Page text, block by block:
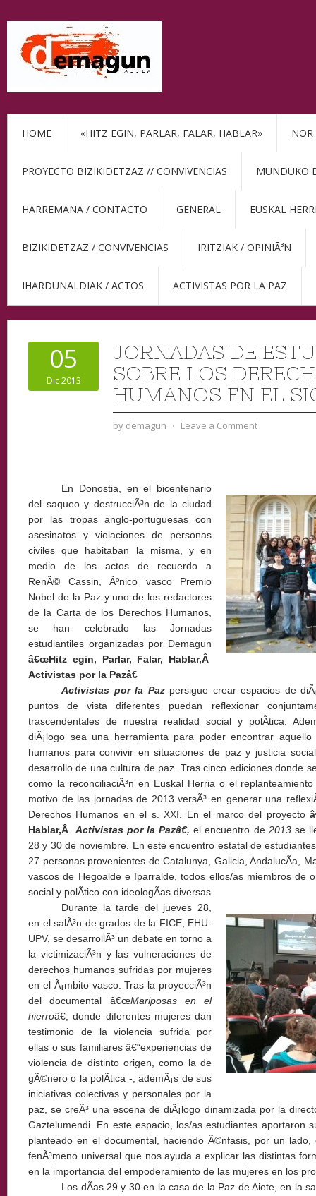
HOME «HITZ EGIN, PARLAR, FALAR, HABLAR» NOR
PROYECTO BIZIKIDETZAZ // CONVIVENCIAS MUNDUKO
HARREMANA / CONTACTO GENERAL EUSKAL
BIZIKIDETZAZ / CONVIVENCIAS IRITZIAK / OPINIÃ³N
IHARDUNALDIAK / ACTOS ACTIVISTAS POR LA PAZ
05
Dic 2013
JORNADAS DE
SOBRE LOS
HUMANOS EN EL
by demagun ⋅ Leave a Comment
En Donostia, en el bicentenario
del saqueo y destrucciÃ³n de la ciudad
por las tropas anglo-portuguesas con
asesinatos y violaciones de personas
civiles que habitaban la misma, y en
medio de los actos de recuerdo a
RenÃ© Cassin, Ãºnico vasco Premio
Nobel de la Paz y uno de los redactores
de la Carta de los Derechos Humanos,
se han celebrado las Jornadas
estudiantiles organizadas por Demagun
â€œHitz egin, Parlar, Falar, Hablar,Â
Activistas por la Pazâ€
Activistas por la Pazpersigue crear espacios de
puntos de vista diferentes puedan reflexionar
trascendentales de nuestra realidad social y polÃ­tica.
diÃ¡logo sea una herramienta para poder encontrar
humanos para convivir en situaciones de paz y justicia
desarrollo de una cultura de paz. Tras cinco ediciones donde
como la reconciliaciÃ³n en Euskal Herria o el
motivo de las jornadas de 2013 versÃ³ en generar una
Derechos Humanos en el s. XXI. En el marco del proyecto
Hablar,ÂActivistas por la Pazâ€,el encuentro de2013se
28 y 30 de noviembre. En este encuentro estatal de
27 personas provenientes de Catalunya, Galicia, AndalucÃ­a,
vascos de Hegoalde e Iparralde, todos ellos/as miembros de
social y polÃ­tico con ideologÃ­as diversas.
Durante la tarde del jueves 28,
en el salÃ³n de grados de la FICE, EHU-
UPV, se desarrollÃ³ un debate en torno a
la victimizaciÃ³n y las vulneraciones de
derechos humanos sufridas por mujeres
en el Ã¡mbito vasco. Tras la proyecciÃ³n
del documental â€œMariposas en el
hierroâ€, donde diferentes mujeres dan
testimonio de la violencia sufrida por
ellas o sus familiares â€“experiencias de
violencia de distinto origen, como la de
gÃ©nero o la polÃ­tica -, ademÃ¡s de sus
iniciativas colectivas y personales por la
paz, se creÃ³ una escena de diÃ¡logo dinamizada por la
Gaztelumendi. En este espacio, los/as estudiantes aportaron
planteado en el documental, haciendo Ã©nfasis, por un
fenÃ³meno universal que nos ayuda a explicar las distintas
en la importancia del empoderamiento de las mujeres en los
Los dÃ­as 29 y 30 en la casa de la Paz de Aiete, en la